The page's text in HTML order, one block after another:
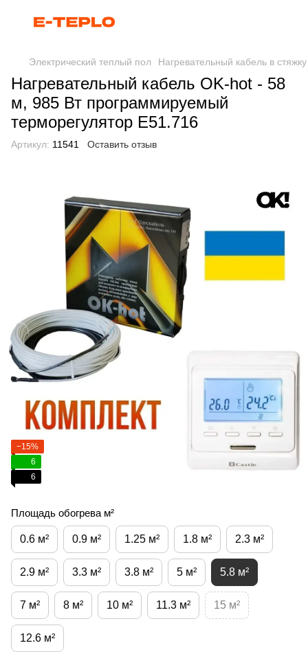
Электрический теплый пол Нагревательный кабель в стяжку
Нагревательный кабель OK-hot - 58
м, 985 Вт программируемый
терморегулятор E51.716
Артикул: 11541 Оставить отзыв
−15%
6
6
Площадь обогрева м²
0.6 м² 0.9 м² 1.25 м² 1.8 м² 2.3 м²
2.9 м² 3.3 м² 3.8 м² 5 м² 5.8 м²
7 м² 8 м² 10 м² 11.3 м² 15 м²
12.6 м²